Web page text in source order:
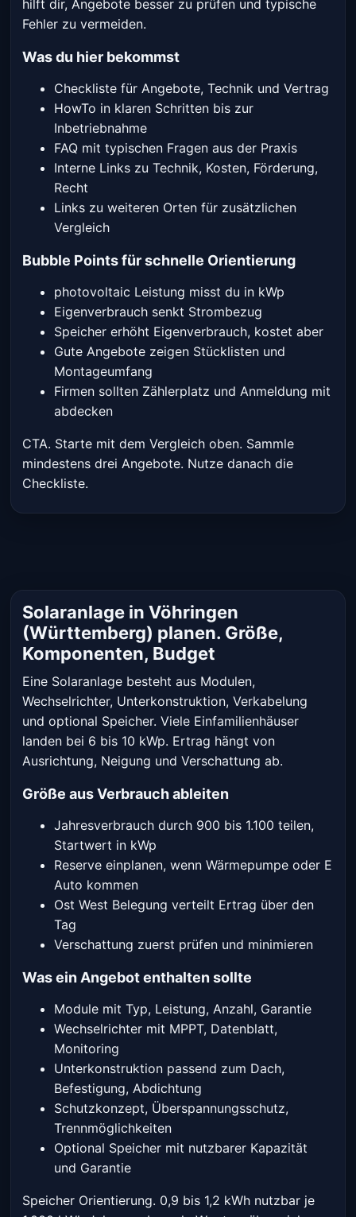
hilft dir, Angebote besser zu prüfen und typische
Fehler zu vermeiden.
Was du hier bekommst
Checkliste für Angebote, Technik und Vertrag
HowTo in klaren Schritten bis zur
Inbetriebnahme
FAQ mit typischen Fragen aus der Praxis
Interne Links zu Technik, Kosten, Förderung,
Recht
Links zu weiteren Orten für zusätzlichen
Vergleich
Bubble Points für schnelle Orientierung
photovoltaic Leistung misst du in kWp
Eigenverbrauch senkt Strombezug
Speicher erhöht Eigenverbrauch, kostet aber
Gute Angebote zeigen Stücklisten und
Montageumfang
Firmen sollten Zählerplatz und Anmeldung mit
abdecken
CTA. Starte mit dem Vergleich oben. Sammle
mindestens drei Angebote. Nutze danach die
Checkliste.
Solaranlage in Vöhringen
(Württemberg) planen. Größe,
Komponenten, Budget
Eine Solaranlage besteht aus Modulen,
Wechselrichter, Unterkonstruktion, Verkabelung
und optional Speicher. Viele Einfamilienhäuser
landen bei 6 bis 10 kWp. Ertrag hängt von
Ausrichtung, Neigung und Verschattung ab.
Größe aus Verbrauch ableiten
Jahresverbrauch durch 900 bis 1.100 teilen,
Startwert in kWp
Reserve einplanen, wenn Wärmepumpe oder E
Auto kommen
Ost West Belegung verteilt Ertrag über den
Tag
Verschattung zuerst prüfen und minimieren
Was ein Angebot enthalten sollte
Module mit Typ, Leistung, Anzahl, Garantie
Wechselrichter mit MPPT, Datenblatt,
Monitoring
Unterkonstruktion passend zum Dach,
Befestigung, Abdichtung
Schutzkonzept, Überspannungsschutz,
Trennmöglichkeiten
Optional Speicher mit nutzbarer Kapazität
und Garantie
Speicher Orientierung. 0,9 bis 1,2 kWh nutzbar je